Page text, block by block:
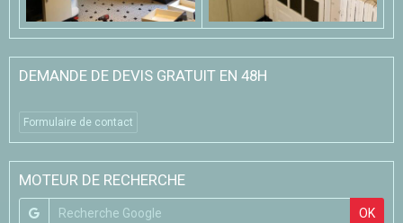
DEMANDE DE DEVIS GRATUIT EN 48H
Formulaire de contact
MOTEUR DE RECHERCHE
OK